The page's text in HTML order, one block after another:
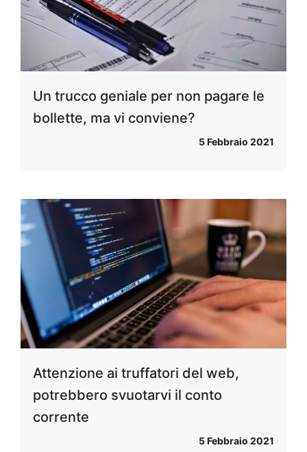
Un trucco geniale per non pagare le
bollette, ma vi conviene?
5 Febbraio 2021
Attenzione ai truffatori del web,
potrebbero svuotarvi il conto
corrente
5 Febbraio 2021